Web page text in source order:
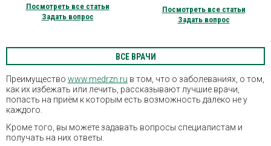
Посмотреть все статьи
Задать вопрос
Посмотреть все статьи
Задать вопрос
ВСЕ ВРАЧИ
Преимущество www.medrzn.ru в том, что о заболеваниях, о том,
как их избежать или лечить, рассказывают лучшие врачи,
попасть на приём к которым есть возможность далеко не у
каждого.
Кроме того, вы можете задавать вопросы специалистам и
получать на них ответы.